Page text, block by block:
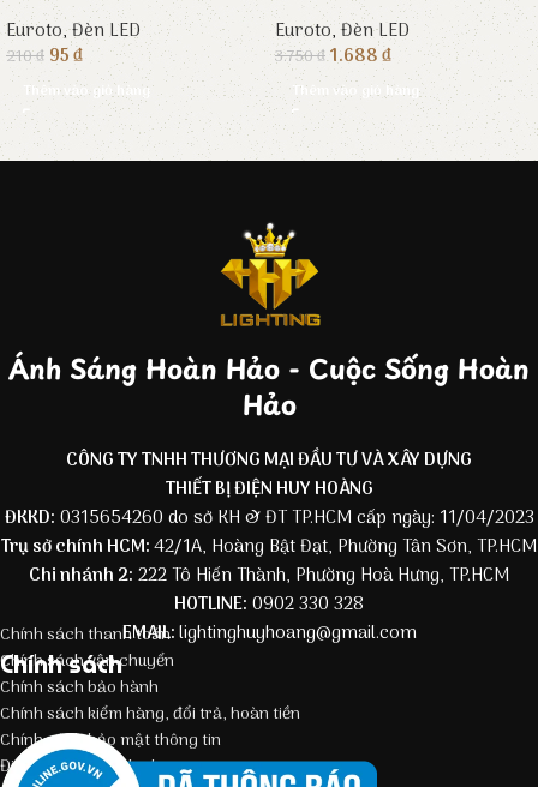
Euroto,Đèn LED
210₫ 95₫
Thêm vào giỏ hàng
Euroto,Đèn LED
3.750₫1.688₫
Thêm vào giỏ hàng
Ánh Sáng Hoàn Hảo - Cuộc Sống Hoàn
Hảo
CÔNG TY TNHH THƯƠNG MẠI ĐẦU TƯ VÀ XÂY DỰNG
THIẾT BỊ ĐIỆN HUY HOÀNG
ĐKKD: 0315654260 do sở KH & ĐT TP.HCM cấp ngày: 11/04/2023
Trụ sở chính HCM:42/1A, Hoàng Bật Đạt, Phường Tân Sơn, TP.HCM
Chi nhánh 2: 222 Tô Hiến Thành, Phường Hoà Hưng, TP.HCM
HOTLINE: 0902 330 328
EMAIL:lightinghuyhoang@gmail.com
Chính sách
Chính sách thanh toán
Chính sách vận chuyển
Chính sách bảo hành
Chính sách kiểm hàng, đổi trả, hoàn tiền
Chính sách bảo mật thông tin
Điều kiện giao dịch chung